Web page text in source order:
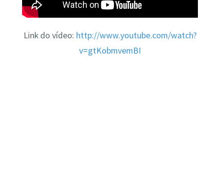
Link do vídeo: http://www.youtube.com/watch?
v=gtKobmvemBI